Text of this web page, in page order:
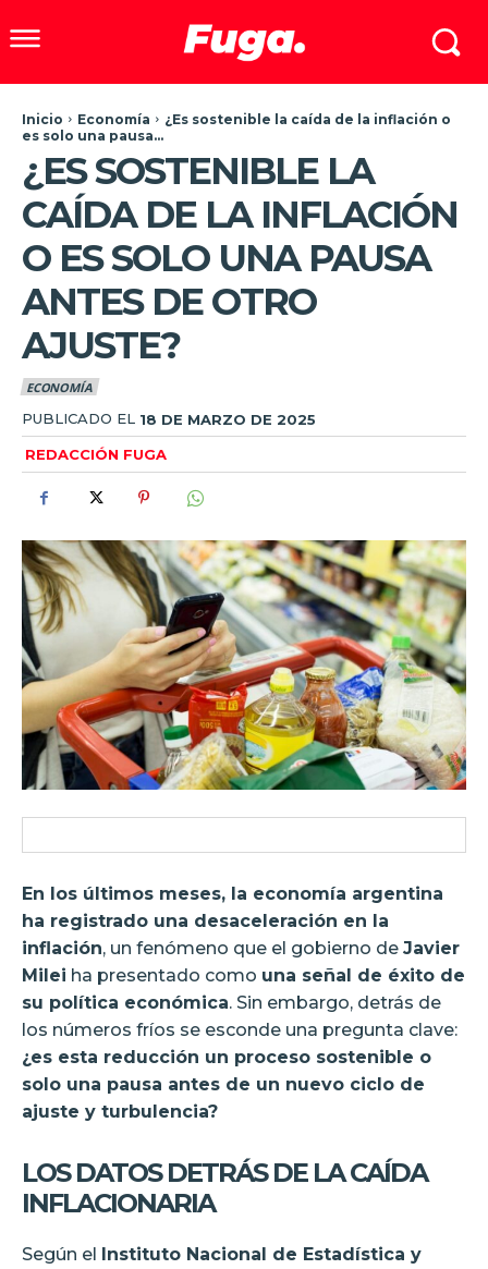
Inicio Economía
¿Es sostenible la caída de la inflación o
es solo una pausa...
¿ES SOSTENIBLE LA
CAÍDA DE LA INFLACIÓN
O ES SOLO UNA PAUSA
ANTES DE OTRO
AJUSTE?
ECONOMÍA
PUBLICADO EL 18 DE MARZO DE 2025
REDACCIÓN FUGA
En los últimos meses, la economía argentina
ha registrado una desaceleración en la
inflación, un fenómeno que el gobierno de Javier
Milei ha presentado como una señal de éxito de
su política económica. Sin embargo, detrás de
los números fríos se esconde una pregunta clave:
¿es esta reducción un proceso sostenible o
solo una pausa antes de un nuevo ciclo de
ajuste y turbulencia?
LOS DATOS DETRÁS DE LA CAÍDA
INFLACIONARIA
Según el Instituto Nacional de Estadística y